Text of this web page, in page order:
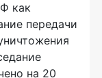
как
передачи
на 20